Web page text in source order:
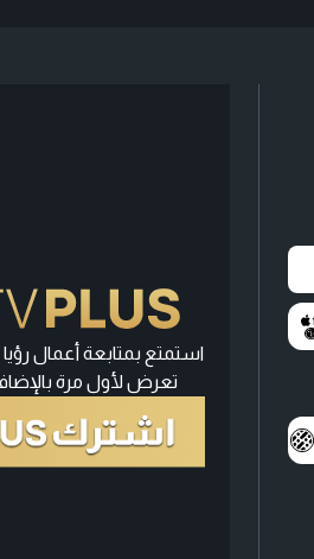
استمتع بمتابعة أعمال
تعرض لأول مرة